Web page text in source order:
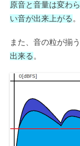
原音と音量は変わ
い音が出来上がる。
また、音の粒が揃う
出来る。